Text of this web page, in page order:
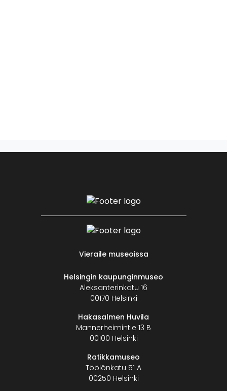
Vieraile museoissa
Helsingin kaupunginmuseo
Aleksanterinkatu 16
00170 Helsinki
Hakasalmen Huvila
Mannerheimintie 13 B
00100 Helsinki
Ratikkamuseo
Töölönkatu 51 A
00250 Helsinki